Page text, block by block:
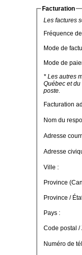
Facturation
Les factures
Fréquence
Mode de
Mode de
* Les autres
Québec et
poste.
Facturation
Nom du
Adresse
Adresse
Ville :
Province
Province /
Pays :
Code postal /
Numéro de